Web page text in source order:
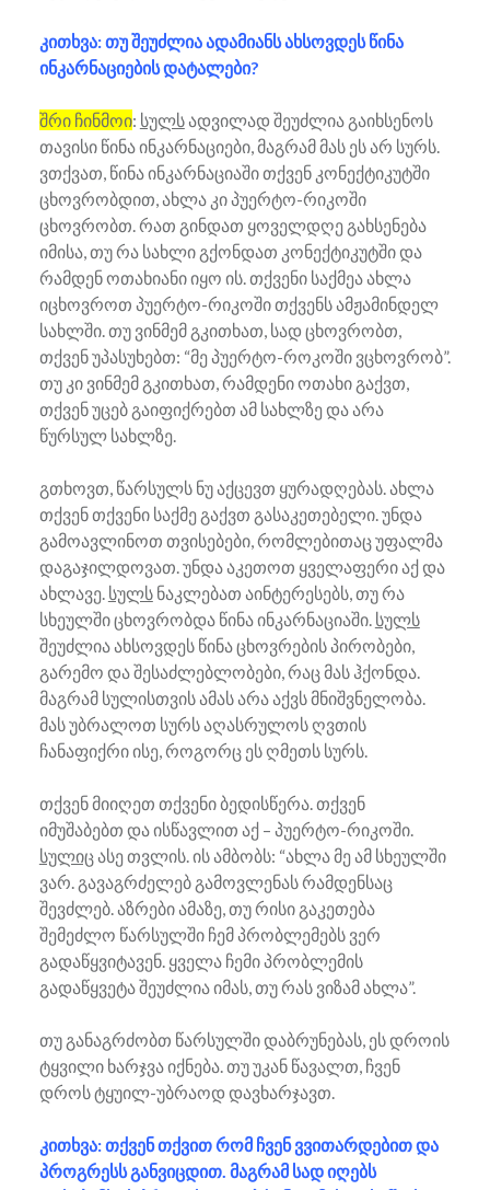
კითხვა: თუ შეუძლია ადამიანს ახსოვდეს წინა
ინკარნაციების დატალები?
შრი ჩინმოი: სულსადვილად შეუძლია გაიხსენოს
თავისი წინა ინკარნაციები, მაგრამ მას ეს არ სურს.
ვთქვათ, წინა ინკარნაციაში თქვენ კონექტიკუტში
ცხოვრობდით, ახლა კი პუერტო-რიკოში
ცხოვრობთ. რათ გინდათ ყოველდღე გახსენება
იმისა, თუ რა სახლი გქონდათ კონექტიკუტში და
რამდენ ოთახიანი იყო ის. თქვენი საქმეა ახლა
იცხოვროთ პუერტო-რიკოში თქვენს ამჟამინდელ
სახლში. თუ ვინმემ გკითხათ, სად ცხოვრობთ,
თქვენ უპასუხებთ: “მე პუერტო-როკოში ვცხოვრობ”.
თუ კი ვინმემ გკითხათ, რამდენი ოთახი გაქვთ,
თქვენ უცებ გაიფიქრებთ ამ სახლზე და არა
წურსულ სახლზე.
გთხოვთ, წარსულს ნუ აქცევთ ყურადღებას. ახლა
თქვენ თქვენი საქმე გაქვთ გასაკეთებელი. უნდა
გამოავლინოთ თვისებები, რომლებითაც უფალმა
დაგაჯილდოვათ. უნდა აკეთოთ ყველაფერი აქ და
ახლავე. სულსნაკლებათ აინტერესებს, თუ რა
სხეულში ცხოვრობდა წინა ინკარნაციაში. სულს
შეუძლია ახსოვდეს წინა ცხოვრების პირობები,
გარემო და შესაძლებლობები, რაც მას ჰქონდა.
მაგრამ სულისთვის ამას არა აქვს მნიშვნელობა.
მას უბრალოთ სურს აღასრულოს ღვთის
ჩანაფიქრი ისე, როგორც ეს ღმეთს სურს.
თქვენ მიიღეთ თქვენი ბედისწერა. თქვენ
იმუშაბებთ და ისწავლით აქ – პუერტო-რიკოში.
სულიცასე თვლის. ის ამბობს: “ახლა მე ამ სხეულში
ვარ. გავაგრძელებ გამოვლენას რამდენსაც
შევძლებ. აზრები ამაზე, თუ რისი გაკეთება
შემეძლო წარსულში ჩემ პრობლემებს ვერ
გადაწყვიტავენ. ყველა ჩემი პრობლემის
გადაწყვეტა შეუძლია იმას, თუ რას ვიზამ ახლა”.
თუ განაგრძობთ წარსულში დაბრუნებას, ეს დროის
ტყვილი ხარჯვა იქნება. თუ უკან წავალთ, ჩვენ
დროს ტყუილ-უბრაოდ დავხარჯავთ.
კითხვა: თქვენ თქვით რომ ჩვენ ვვითარდებით და
პროგრესს განვიცდით. მაგრამ სად იღებს